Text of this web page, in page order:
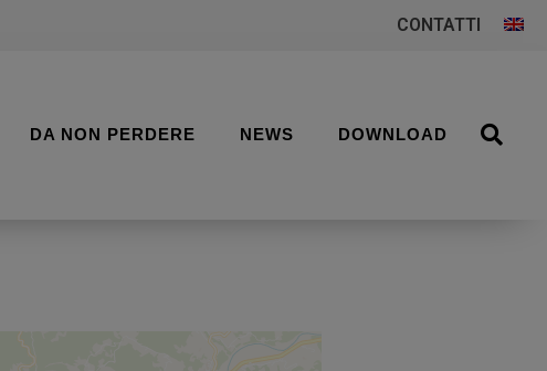
CONTATTI
DA NON PERDERE NEWS DOWNLOAD